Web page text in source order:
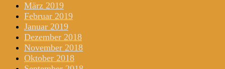
März 2019
Februar 2019
Januar 2019
Dezember 2018
November 2018
Oktober 2018